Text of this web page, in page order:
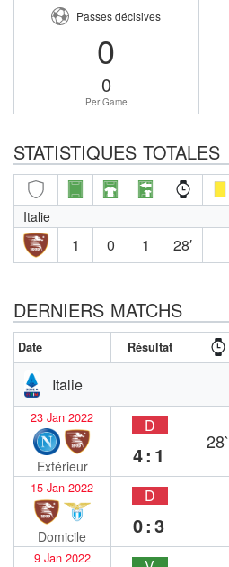
Passes décisives
0
0
Per Game
STATISTIQUES TOTALES
Italie
1 0 1 28′
DERNIERS MATCHS
Date Résultat
Italie
23 Jan 2022
Extérieur
D
4:1
28`
15 Jan 2022
Domicile
D
0:3
9 Jan 2022